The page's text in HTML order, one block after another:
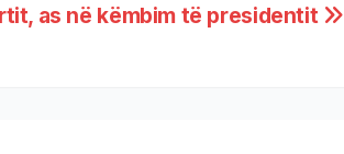
as në këmbim të presidentit